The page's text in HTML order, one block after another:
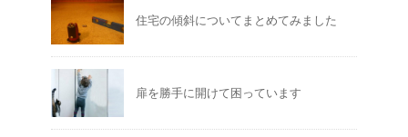
住宅の傾斜についてまとめてみました
扉を勝手に開けて困っています